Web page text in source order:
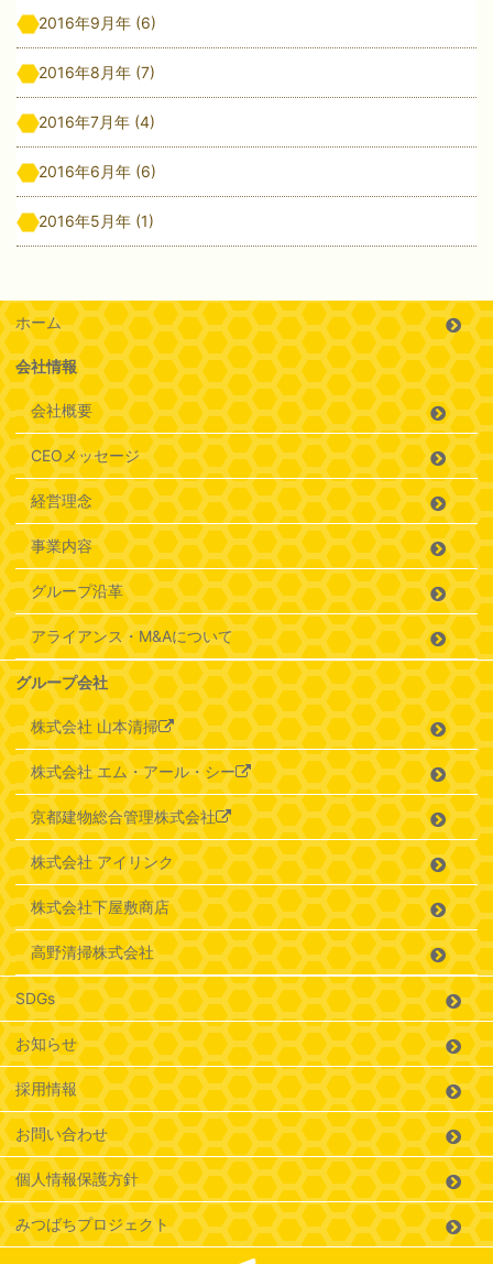
2016年9月年 (6)
2016年8月年 (7)
2016年7月年 (4)
2016年6月年 (6)
2016年5月年 (1)
ホーム
会社情報
会社概要
CEOメッセージ
経営理念
事業内容
グループ沿革
アライアンス・M&Aについて
グループ会社
株式会社 山本清掃
株式会社 エム・アール・シー
京都建物総合管理株式会社
株式会社 アイリンク
株式会社下屋敷商店
高野清掃株式会社
SDGs
お知らせ
採用情報
お問い合わせ
個人情報保護方針
みつばちプロジェクト